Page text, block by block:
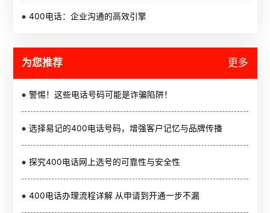
400电话：企业沟通的高效引擎
为您推荐 更多
警惕！这些电话号码可能是诈骗陷阱！
选择易记的400电话号码，增强客户记忆与品牌传播
探究400电话网上选号的可靠性与安全性
400电话办理流程详解 从申请到开通一步不漏